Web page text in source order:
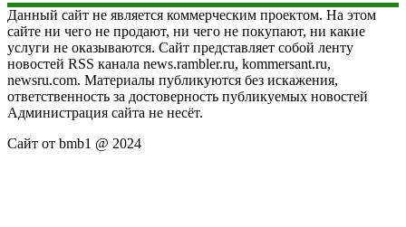
Данный сайт не является коммерческим проектом. На этом
сайте ни чего не продают, ни чего не покупают, ни какие
услуги не оказываются. Сайт представляет собой ленту
новостей RSS канала news.rambler.ru, kommersant.ru,
newsru.com. Материалы публикуются без искажения,
ответственность за достоверность публикуемых новостей
Администрация сайта не несёт.
Сайт от bmb1 @ 2024